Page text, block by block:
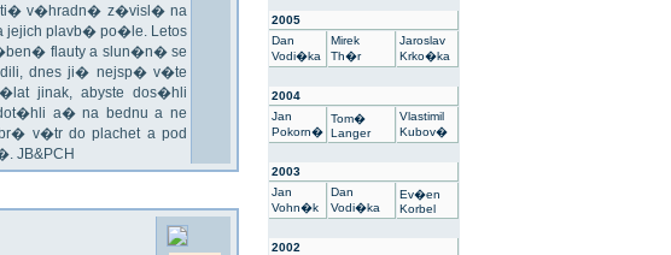
v�hradn� z�visl� na
plavb� po�le. Letos
flauty a slun�n� se
dnes ji� nejsp� v�te
jinak, abyste dos�hli
a� na bednu a ne
v�tr do plachet a pod
JB&PCH
2005
Dan
Vodi�ka
Mirek
Th�r
Jaroslav
Krko�ka
2004
Jan
Pokorn�
Tom�
Langer
Vlastimil
Kubov�
2003
Jan
Vohn�k
Dan
Vodi�ka
Ev�en
Korbel
2002